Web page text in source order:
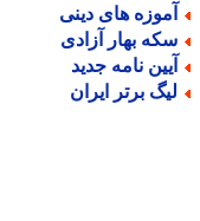
های دینی
بهار آزادی
نامه جدید
برتر ایران